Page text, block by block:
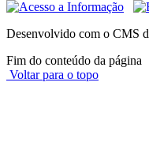
Desenvolvido com o CMS
Fim do conteúdo da página
Voltar para o topo